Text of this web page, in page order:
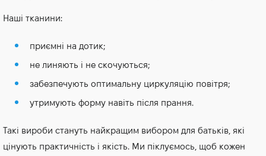
Наші тканини:
приємні на дотик;
не линяють і не скочуються;
забезпечують оптимальну циркуляцію повітря;
утримують форму навіть після прання.
Такі вироби стануть найкращим вибором для батьків, які
цінують практичність і якість. Ми піклуємось, щоб кожен